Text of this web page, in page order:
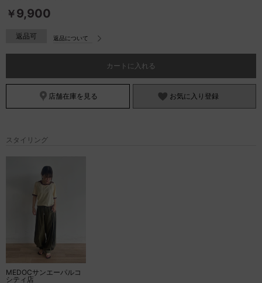
￥9,900
返品可 返品について
カートに入れる
店舗在庫を見る お気に入り登録
スタイリング
MEDOCサンエーパルコ
シティ店